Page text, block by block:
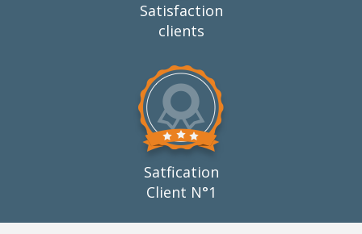
Satisfaction
clients
Satfication
Client N°1